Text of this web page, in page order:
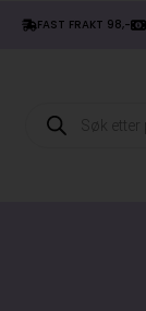
FAST FRAKT 98,-
Products
search